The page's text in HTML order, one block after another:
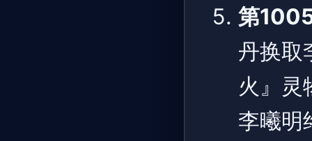
第
丹换取
火』灵
李曦明